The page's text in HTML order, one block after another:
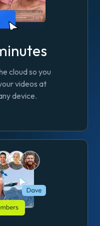
cloud so you
videos at
device.